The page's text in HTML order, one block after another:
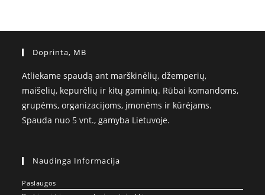
Doprinta, MB
Atliekame spaudą ant marškinėlių, džemperių,
maišelių, kepurėlių ir kitų gaminių. Rūbai komandoms,
grupėms, organizacijoms, įmonėms ir kūrėjams.
Spauda nuo 5 vnt., gamyba Lietuvoje.
Naudinga Informacija
Paslaugos